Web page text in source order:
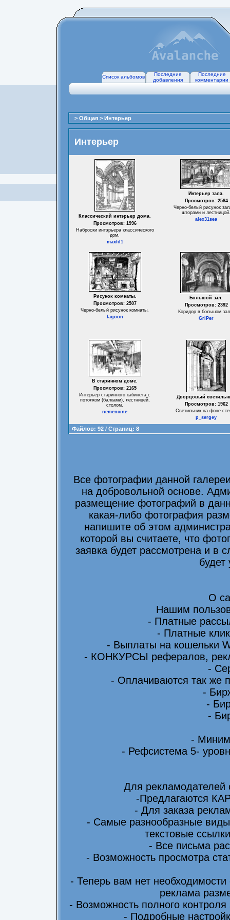
Список альбомов
Последние
добавления
Последние
комментарии
> Общая > Интерьер
Интерьер
Классический интэрьер дома.
Просмотров: 1996
Наброски интэрьера классического
дом.
maxfil1
Интерьер зала.
Просмотров: 2584
Черно-белый рисунок
шторами и лестницой.
alex31sea
Рисунок комнаты.
Просмотров: 2507
Черно-белый рисунок комнаты.
lagoon
Большой зал.
Просмотров: 2392
Коридор в большом
GriPer
В старинном доме.
Просмотров: 2165
Интерьер старинного кабинета с
потолком (балками), лестницей,
столом.
nemencine
Дворцовый
Просмотров: 1962
Светильник на фоне
p_sergey
Файлов: 92 / Страниц: 8
Все фотографии данной
на добровольной основе.
размещение фотографий в
какая-либо фотография
напишите об этом
которой вы считаете, что
заявка будет рассмотрена и в
будет
О
Нашим
- Платные
- Платные
- Выплаты на кошельки
- КОНКУРСЫ рефералов,
-
- Оплачиваются так же
-
-
-
-
- Рефсистема 5-
Для
-Предлагаются
- Для заказа
- Самые разнообразные
текстовые
- Все письма
- Возможность просмотра
- Теперь вам нет
реклама
- Возможность полного
- Подробные